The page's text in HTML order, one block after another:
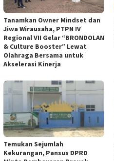
Tanamkan Owner Mindset dan
Jiwa Wirausaha, PTPN IV
Regional VII Gelar “BRONDOLAN
& Culture Booster” Lewat
Olahraga Bersama untuk
Akselerasi Kinerja
Temukan Sejumlah
Kekurangan, Pansus DPRD